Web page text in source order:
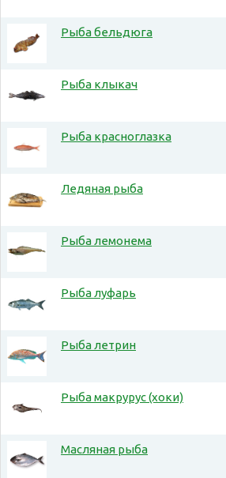
Рыба бельдюга
Рыба клыкач
Рыба красноглазка
Ледяная рыба
Рыба лемонема
Рыба луфарь
Рыба летрин
Рыба макрурус (хоки)
Масляная рыба